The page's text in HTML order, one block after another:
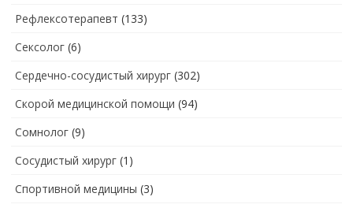
Рефлексотерапевт (133)
Сексолог (6)
Сердечно-сосудистый хирург (302)
Скорой медицинской помощи (94)
Сомнолог (9)
Сосудистый хирург (1)
Спортивной медицины (3)